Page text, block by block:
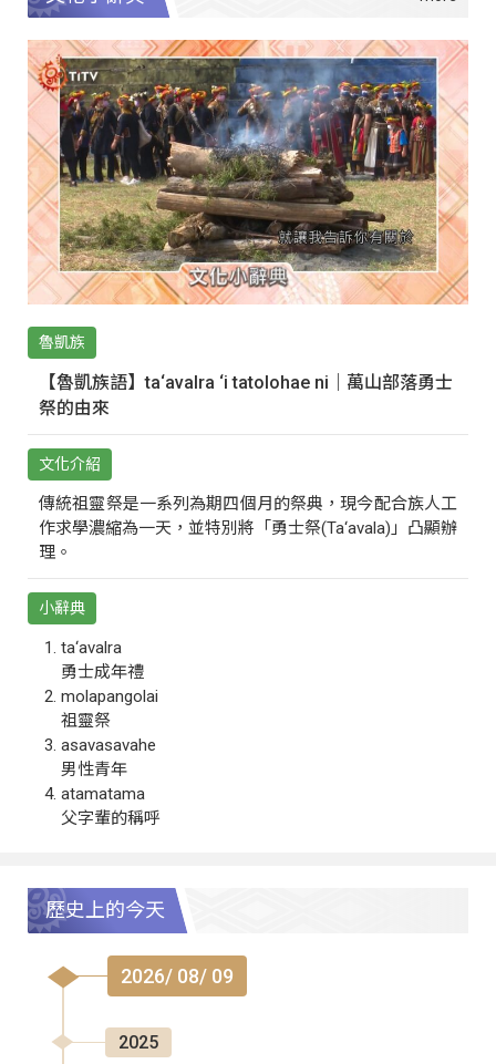
魯凱族
【魯凱族語】ta‘avalra ‘i tatolohae ni｜萬山部落勇士
祭的由來
文化介紹
傳統祖靈祭是一系列為期四個月的祭典，現今配合族人工
作求學濃縮為一天，並特別將「勇士祭(Ta‘avala)」凸顯辦
理。
小辭典
ta‘avalra
勇士成年禮
molapangolai
祖靈祭
asavasavahe
男性青年
atamatama
父字輩的稱呼
歷史上的今天
2026/ 08/ 09
2025